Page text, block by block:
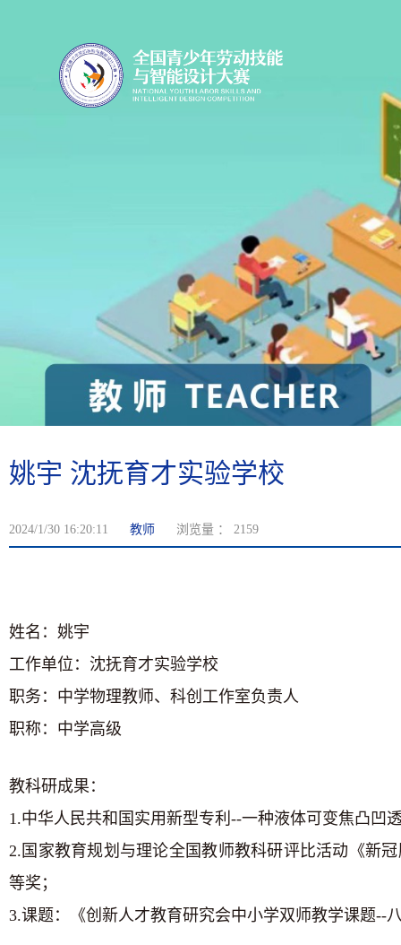
姚宇 沈抚育才实验学校
2024/1/30 16:20:11 教师 浏览量 ： 2159
姓名：姚宇
工作单位：沈抚育才实验学校
职务：中学物理教师、科创工作室负责人
职称：中学高级
教科研成果：
1.中华人民共和国实用新型专利 --一种液体可变焦凸凹
2.国家教育规划与理论全国教师教科研评比活动《新
等奖；
3.课题：《创新人才教育研究会中小学双师教学课题--